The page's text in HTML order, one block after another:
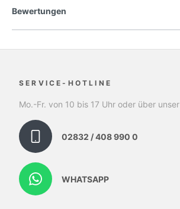
Bewertungen
SERVICE-HOTLINE
Mo.-Fr. von 10 bis 17 Uhr oder über unser
02832 / 408 990 0
WHATSAPP